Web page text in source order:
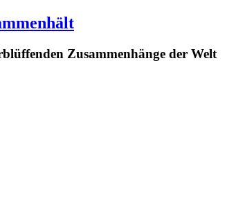
Zusammenhänge der Welt